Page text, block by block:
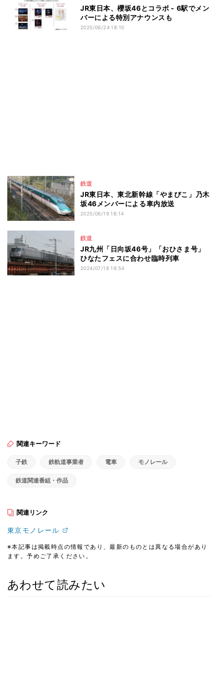
JR東日本、櫻坂46とコラボ - 6駅でメン
バーによる特別アナウンスも
2025/06/24 18:10
鉄道
JR東日本、東北新幹線「やまびこ」乃木
坂46メンバーによる車内放送
2025/06/19 18:14
鉄道
JR九州「日向坂46号」「おひさま号」
ひなたフェスに合わせ臨時列車
2024/07/18 19:54
関連キーワード
子鉄 鉄軌道事業者 電車 モノレール
鉄道関連番組・作品
関連リンク
東京モノレール
※本記事は掲載時点の情報であり、最新のものとは異なる場合があり
ます。予めご了承ください。
あわせて読みたい